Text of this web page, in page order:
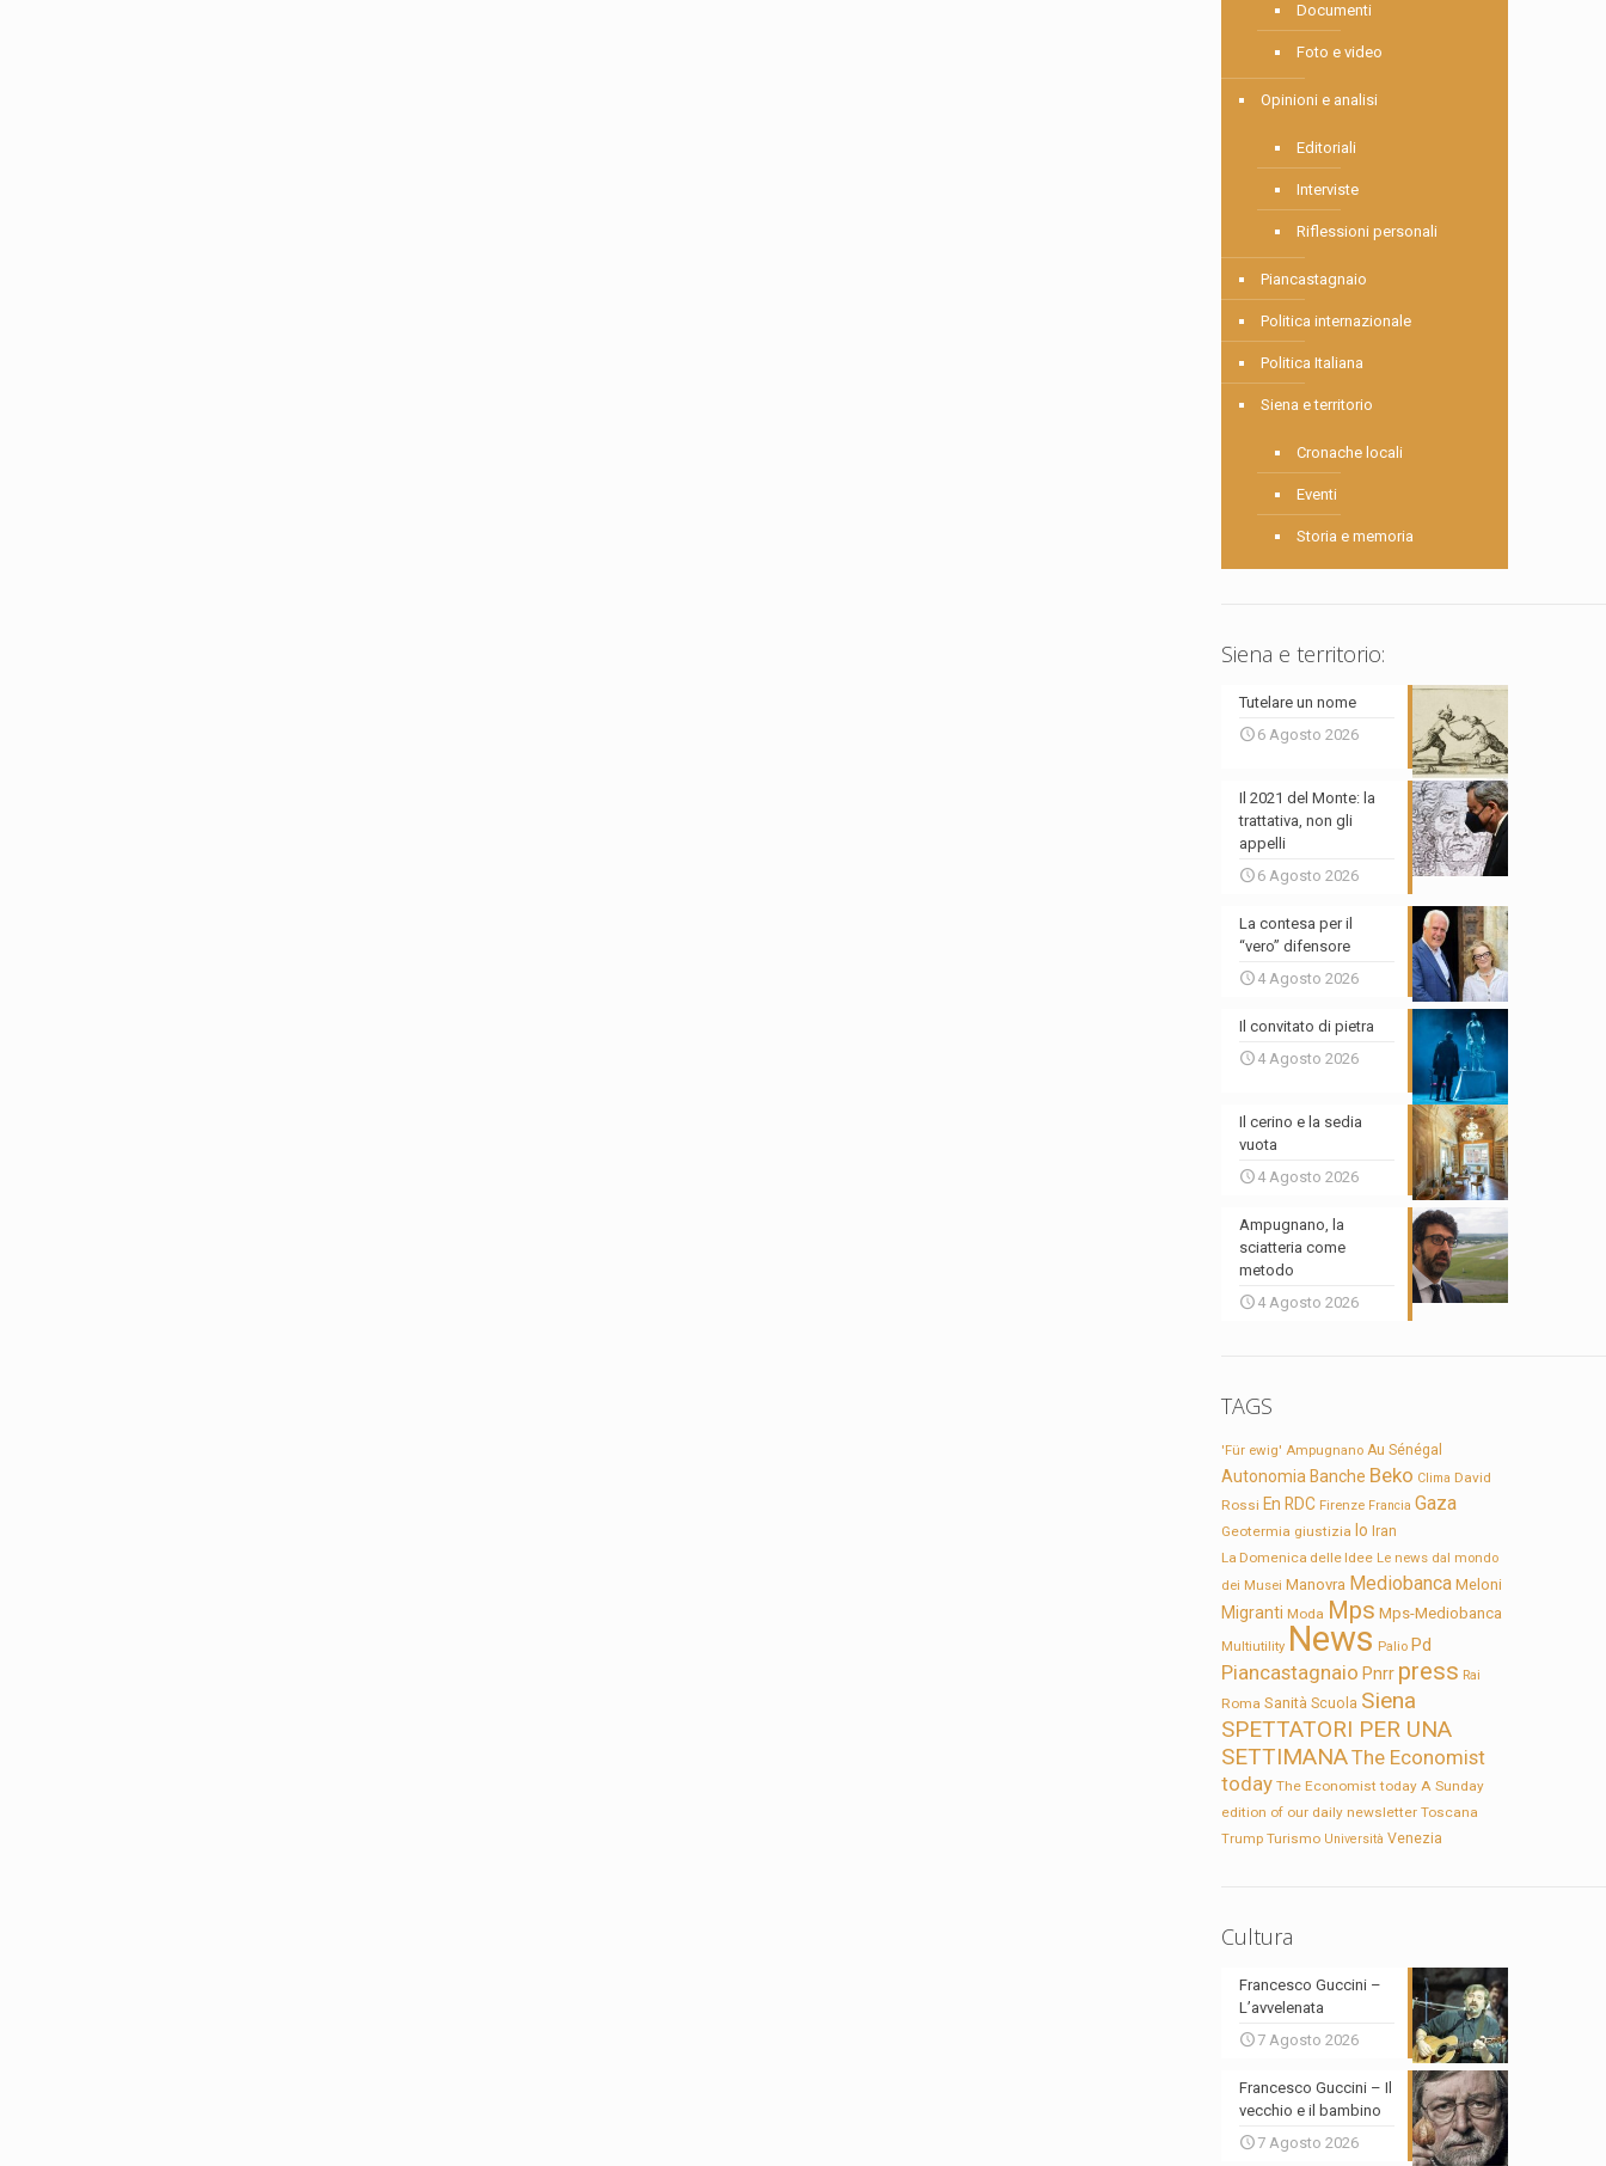
Documenti
Foto e video
Opinioni e analisi
Editoriali
Interviste
Riflessioni personali
Piancastagnaio
Politica internazionale
Politica Italiana
Siena e territorio
Cronache locali
Eventi
Storia e memoria
Siena e territorio:
Tutelare un nome
6 Agosto 2026
Il 2021 del Monte: la
trattativa, non gli
appelli
6 Agosto 2026
La contesa per il
“vero” difensore
4 Agosto 2026
Il convitato di pietra
4 Agosto 2026
Il cerino e la sedia
vuota
4 Agosto 2026
Ampugnano, la
sciatteria come
metodo
4 Agosto 2026
TAGS
'Für ewig' Ampugnano Au Sénégal
Autonomia Banche Beko Clima David
Rossi En RDC Firenze Francia Gaza
Geotermia giustizia Io Iran
La Domenica delle Idee Le news dal mondo
dei Musei Manovra Mediobanca Meloni
Migranti Moda Mps Mps-Mediobanca
Multiutility News Palio Pd
Piancastagnaio Pnrr press Rai
Roma Sanità Scuola Siena
SPETTATORI PER UNA
SETTIMANAThe Economist
today The Economist today A Sunday
edition of our daily newsletter Toscana
Trump Turismo Università Venezia
Cultura
Francesco Guccini –
L’avvelenata
7 Agosto 2026
Francesco Guccini – Il
vecchio e il bambino
7 Agosto 2026